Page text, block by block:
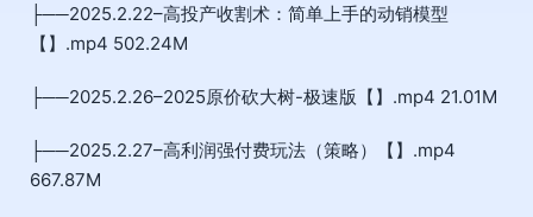
├──2025.2.22–高投产收割术：简单上手的动销模型
【】.mp4 502.24M
├──2025.2.26–2025原价砍大树-极速版【】.mp4 21.01M
├──2025.2.27–高利润强付费玩法（策略）【】.mp4
667.87M